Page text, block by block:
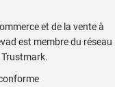
et de la vente à
est membre du réseau